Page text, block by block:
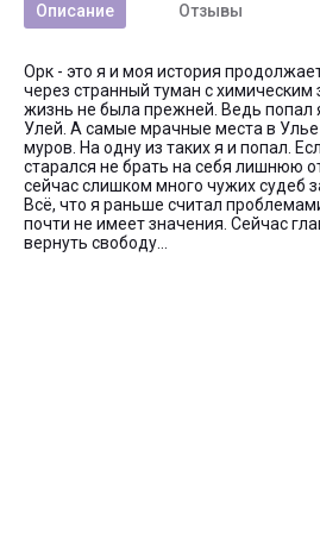
Описание Отзывы
Орк - это я и моя история
через странный туман с
жизнь не была прежней. Ведь попал
Улей. А самые мрачные места в
муров. На одну из таких я и попал.
старался не брать на себя лишнюю
сейчас слишком много чужих судеб
Всё, что я раньше считал
почти не имеет значения. Сейчас
вернуть свободу…